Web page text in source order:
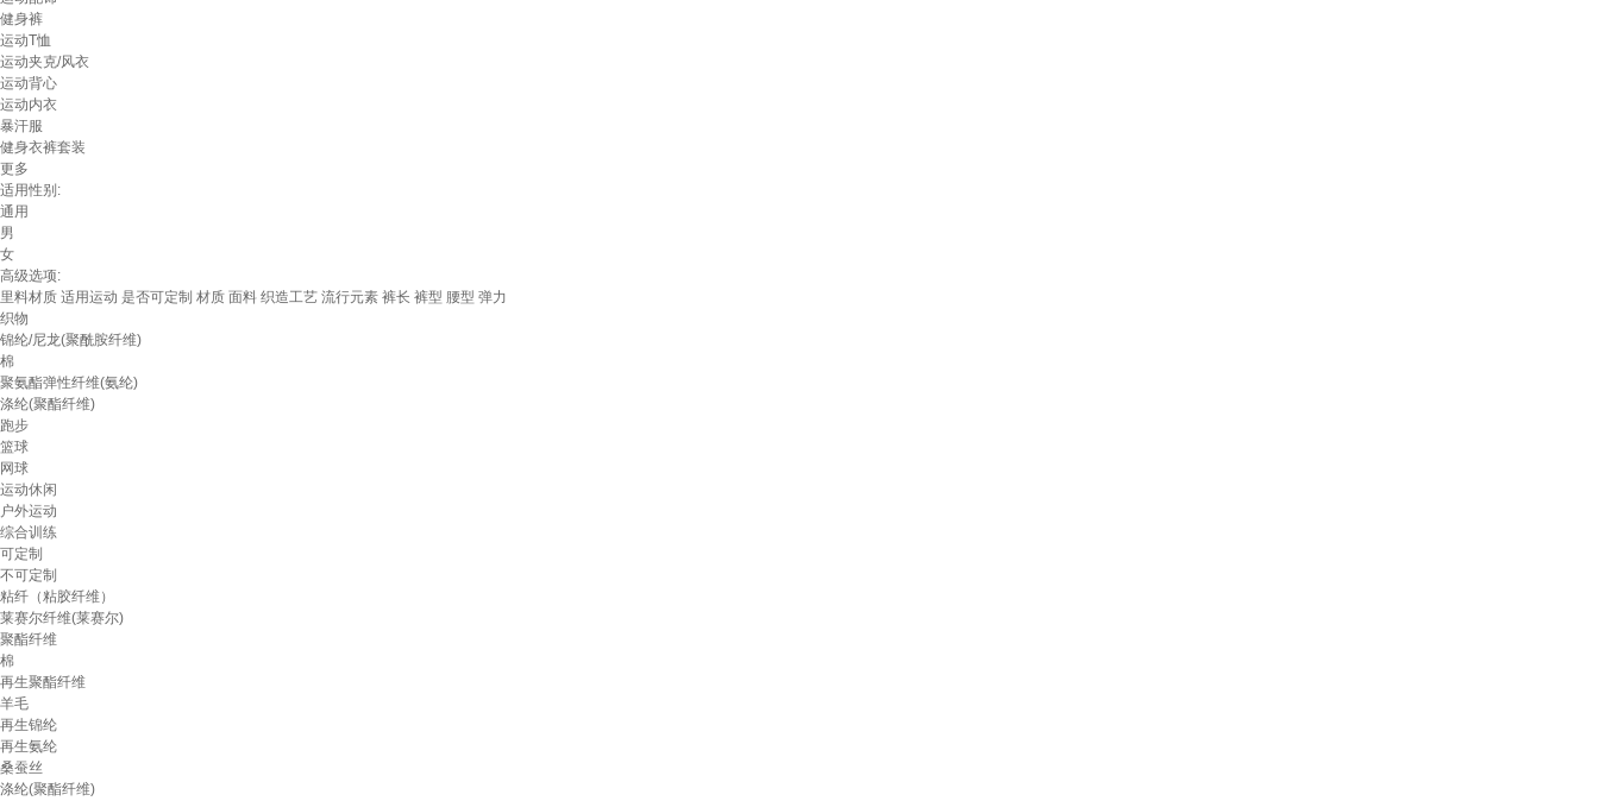
健身裤
运动T恤
运动夹克/风衣
运动背心
运动内衣
暴汗服
健身衣裤套装
更多
适用性别:
通用
男
女
高级选项:
里料材质 适用运动 是否可定制 材质 面料 织造工艺 流行元素 裤长 裤型 腰型 弹力
织物
锦纶/尼龙(聚酰胺纤维)
棉
聚氨酯弹性纤维(氨纶)
涤纶(聚酯纤维)
跑步
篮球
网球
运动休闲
户外运动
综合训练
可定制
不可定制
粘纤（粘胶纤维）
莱赛尔纤维(莱赛尔)
聚酯纤维
棉
再生聚酯纤维
羊毛
再生锦纶
再生氨纶
桑蚕丝
涤纶(聚酯纤维)